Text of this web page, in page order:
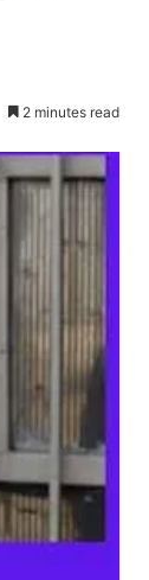
2 minutes read